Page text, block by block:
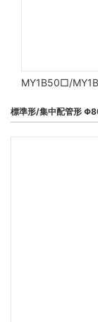
MY1B50□/
標準形/集中配管形